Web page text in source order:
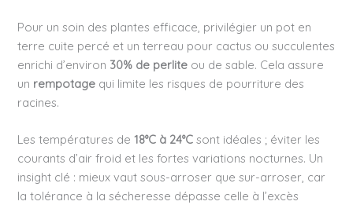
Pour un soin des plantes efficace, privilégier un pot en
terre cuite percé et un terreau pour cactus ou succulentes
enrichi d’environ 30% de perlite ou de sable. Cela assure
un rempotage qui limite les risques de pourriture des
racines.
Les températures de18°C à 24°C sont idéales ; éviter les
courants d’air froid et les fortes variations nocturnes. Un
insight clé : mieux vaut sous-arroser que sur-arroser, car
la tolérance à la sécheresse dépasse celle à l’excès